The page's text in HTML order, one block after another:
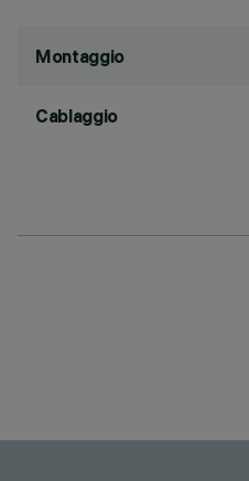
Montaggio
Cablaggio